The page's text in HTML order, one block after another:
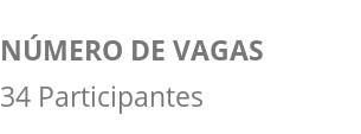
NÚMERO DE VAGAS
34 Participantes